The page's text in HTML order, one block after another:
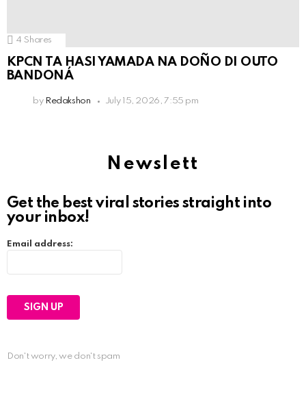
4 Shares
KPCN TA HASI YAMADA NA DOÑO DI OUTO
BANDONÁ
by Redakshon July 15, 2026, 7:55 pm
Newslett
Get the best viral stories straight into
your inbox!
Email address:
Don't worry, we don't spam